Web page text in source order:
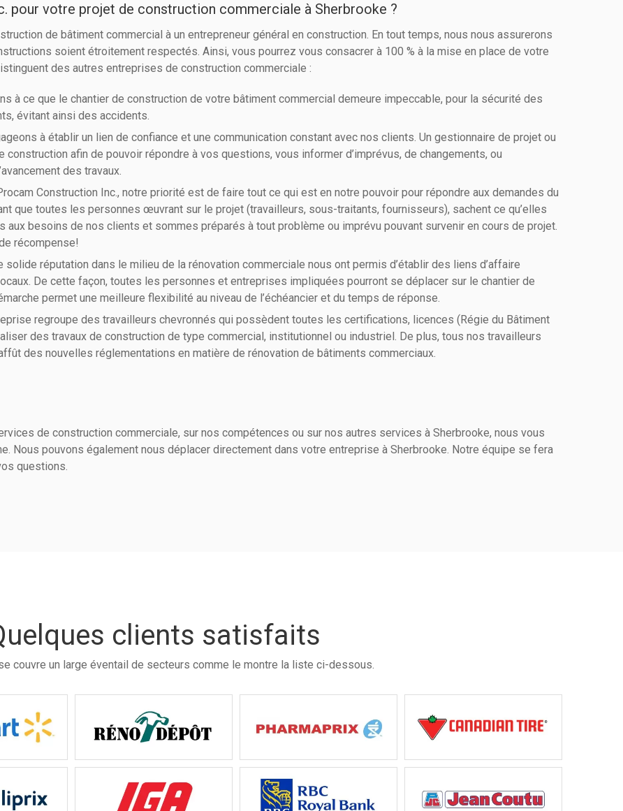
pour votre projet de construction commerciale à Sherbrooke ?
de bâtiment commercial à un entrepreneur général en construction. En tout temps, nous nous assurerons
soient étroitement respectés. Ainsi, vous pourrez vous consacrer à 100 % à la mise en place de votre
des autres entreprises de construction commerciale :
à ce que le chantier de construction de votre bâtiment commercial demeure impeccable, pour la sécurité des
évitant ainsi des accidents.
à établir un lien de confiance et une communication constant avec nos clients. Un gestionnaire de projet ou
afin de pouvoir répondre à vos questions, vous informer d’imprévus, de changements, ou
des travaux.
Construction Inc., notre priorité est de faire tout ce qui est en notre pouvoir pour répondre aux demandes du
que toutes les personnes œuvrant sur le projet (travailleurs, sous-traitants, fournisseurs), sachent ce qu’elles
besoins de nos clients et sommes préparés à tout problème ou imprévu pouvant survenir en cours de projet.
récompense!
solide réputation dans le milieu de la rénovation commerciale nous ont permis d’établir des liens d’affaire
De cette façon, toutes les personnes et entreprises impliquées pourront se déplacer sur le chantier de
permet une meilleure flexibilité au niveau de l’échéancier et du temps de réponse.
regroupe des travailleurs chevronnés qui possèdent toutes les certifications, licences (Régie du Bâtiment
des travaux de construction de type commercial, institutionnel ou industriel. De plus, tous nos travailleurs
des nouvelles réglementations en matière de rénovation de bâtiments commerciaux.
de construction commerciale, sur nos compétences ou sur nos autres services à Sherbrooke, nous vous
Nous pouvons également nous déplacer directement dans votre entreprise à Sherbrooke. Notre équipe se fera
questions.
clients satisfaits
couvre un large éventail de secteurs comme le montre la liste ci-dessous.